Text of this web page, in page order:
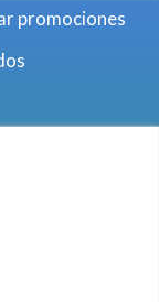
promociones